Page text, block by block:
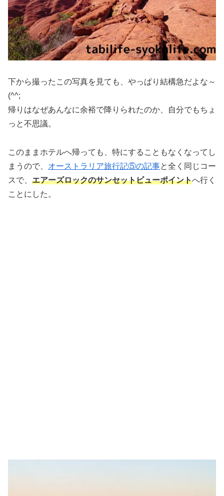
下から撮ったこの写真を見ても、やっぱり結構急だよな～
(^^;
帰りはなぜあんなに余裕で降りられたのか、自分でもちょ
っと不思議。
このままホテルへ帰っても、特にすることもなくなってし
まうので、 オーストラリア旅行記⑤の記事と全く同じコー
スで、 エアーズロックのサンセットビューポイントへ行く
ことにした。